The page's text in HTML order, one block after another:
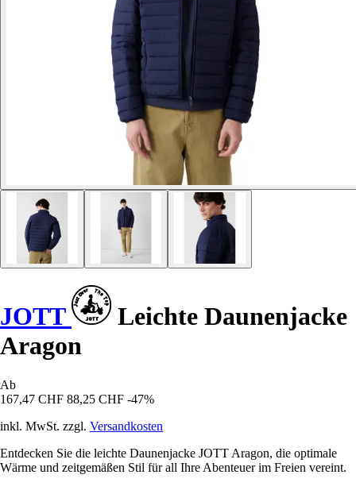
JOTT
Leichte Daunenjacke
Aragon
Ab
167,47 CHF 88,25 CHF -47%
inkl. MwSt. zzgl. Versandkosten
Entdecken Sie die leichte Daunenjacke JOTT Aragon, die optimale
Wärme und zeitgemäßen Stil für all Ihre Abenteuer im Freien vereint.